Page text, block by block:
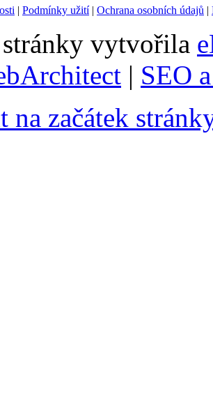
| Podmínky užití| Ochrana osobních údajů |
vytvořila
| SEO
na začátek